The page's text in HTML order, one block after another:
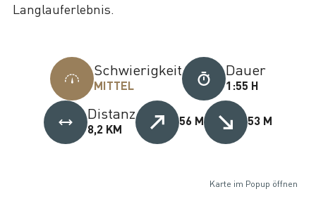
Langlauferlebnis.
Schwierigkeit
MITTEL
Dauer
1:55 H
Distanz
8,2 KM
56 M 53 M
Karte im Popup öffnen